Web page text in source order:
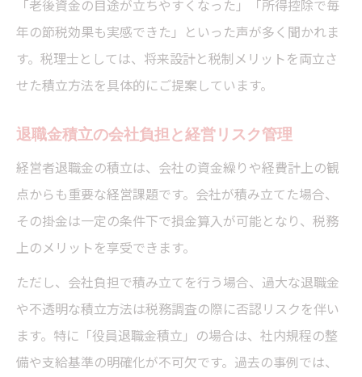
「老後資金の目途が立ちやすくなった」「所得控除で毎
年の節税効果も実感できた」といった声が多く聞かれま
す。税理士としては、将来設計と税制メリットを両立さ
せた積立方法を具体的にご提案しています。
退職金積立の会社負担と経営リスク管理
経営者退職金の積立は、会社の資金繰りや経費計上の観
点からも重要な経営課題です。会社が積み立てた場合、
その掛金は一定の条件下で損金算入が可能となり、税務
上のメリットを享受できます。
ただし、会社負担で積み立てを行う場合、過大な退職金
や不透明な積立方法は税務調査の際に否認リスクを伴い
ます。特に「役員退職金積立」の場合は、社内規程の整
備や支給基準の明確化が不可欠です。過去の事例では、